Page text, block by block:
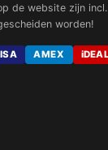
de website zijn incl.
worden!
AMEX iDEAL